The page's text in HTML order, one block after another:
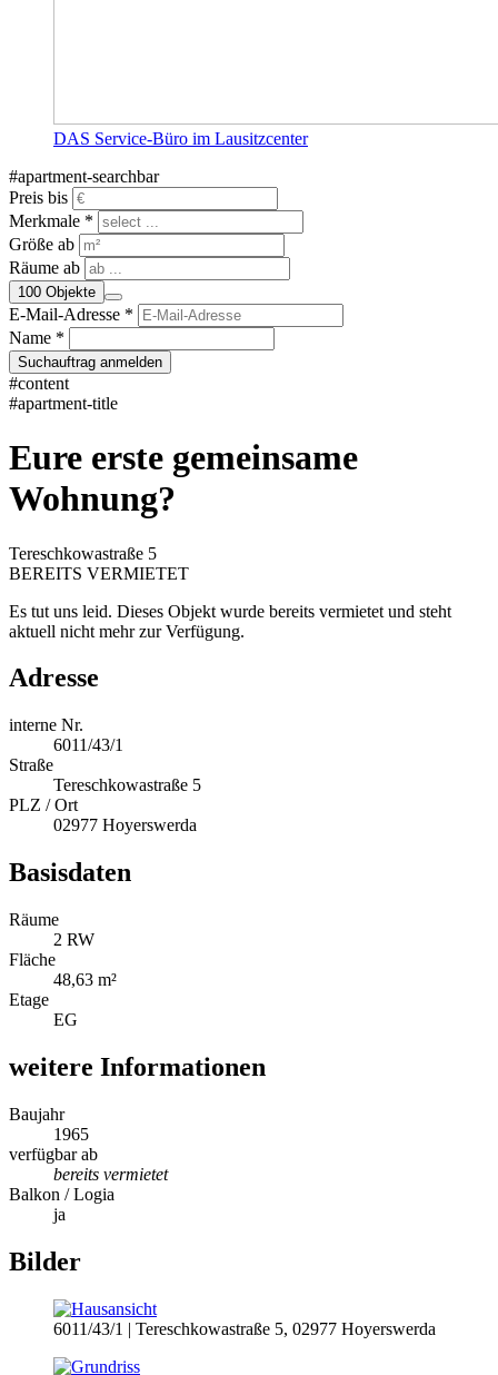
DAS Service-Büro im Lausitzcenter
#apartment-searchbar
Preis bis
Merkmale *
Größe ab
Räume ab
100 Objekte
E-Mail-Adresse *
Name *
Suchauftrag anmelden
#content
#apartment-title
Eure erste gemeinsame
Wohnung?
Tereschkowastraße 5
BEREITS VERMIETET
Es tut uns leid. Dieses Objekt wurde bereits vermietet und steht
aktuell nicht mehr zur Verfügung.
Adresse
interne Nr.
6011/43/1
Straße
Tereschkowastraße 5
PLZ / Ort
02977 Hoyerswerda
Basisdaten
Räume
2 RW
Fläche
48,63 m²
Etage
EG
weitere Informationen
Baujahr
1965
verfügbar ab
bereits vermietet
Balkon / Logia
ja
Bilder
6011/43/1 | Tereschkowastraße 5, 02977 Hoyerswerda